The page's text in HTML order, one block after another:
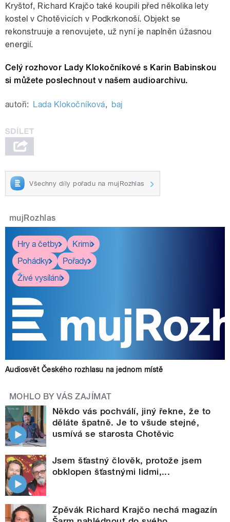
Kryštof, Richard Krajčo také koupili před několika lety
kostel v Chotěvicích v Podkrkonoší. Objekt se
rekonstruuje a renovujete, už nyní je naplněn úžasnou
energií.
Celý rozhovor Lady Klokočníkové s Karin Babinskou
si můžete poslechnout v našem audioarchivu.
autoři: Lada Klokočníková, baj
Všechny díly pořadu na mujRozhlas
mujRozhlas
Hry a četby
Krimi
Pohádky
Pořady
Živé vysílání
Audiosvět Českého rozhlasu na jednom místě
MOHLO BY VÁS ZAJÍMAT
Někdo vás pochválí, jiný řekne, že to
děláte špatně. Je to všude stejné,
usmívá se starosta Chotěvic
Jsem šťastný člověk, protože jsem
obklopen šťastnými lidmi,...
Zpěvák Richard Krajčo nechá magazín